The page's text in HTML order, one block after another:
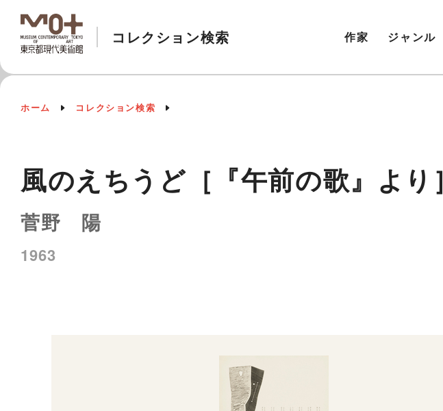
コレクション検索 作家 ジャンル
ホーム コレクション検索
風のえちうど［『午前の歌』より］
菅野 陽
1963